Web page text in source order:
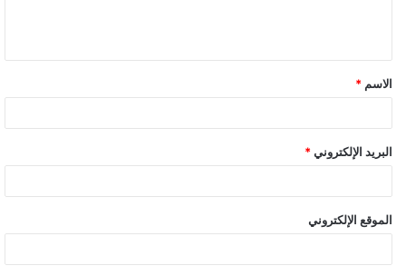
الاسم *
البريد الإلكتروني *
الموقع الإلكتروني